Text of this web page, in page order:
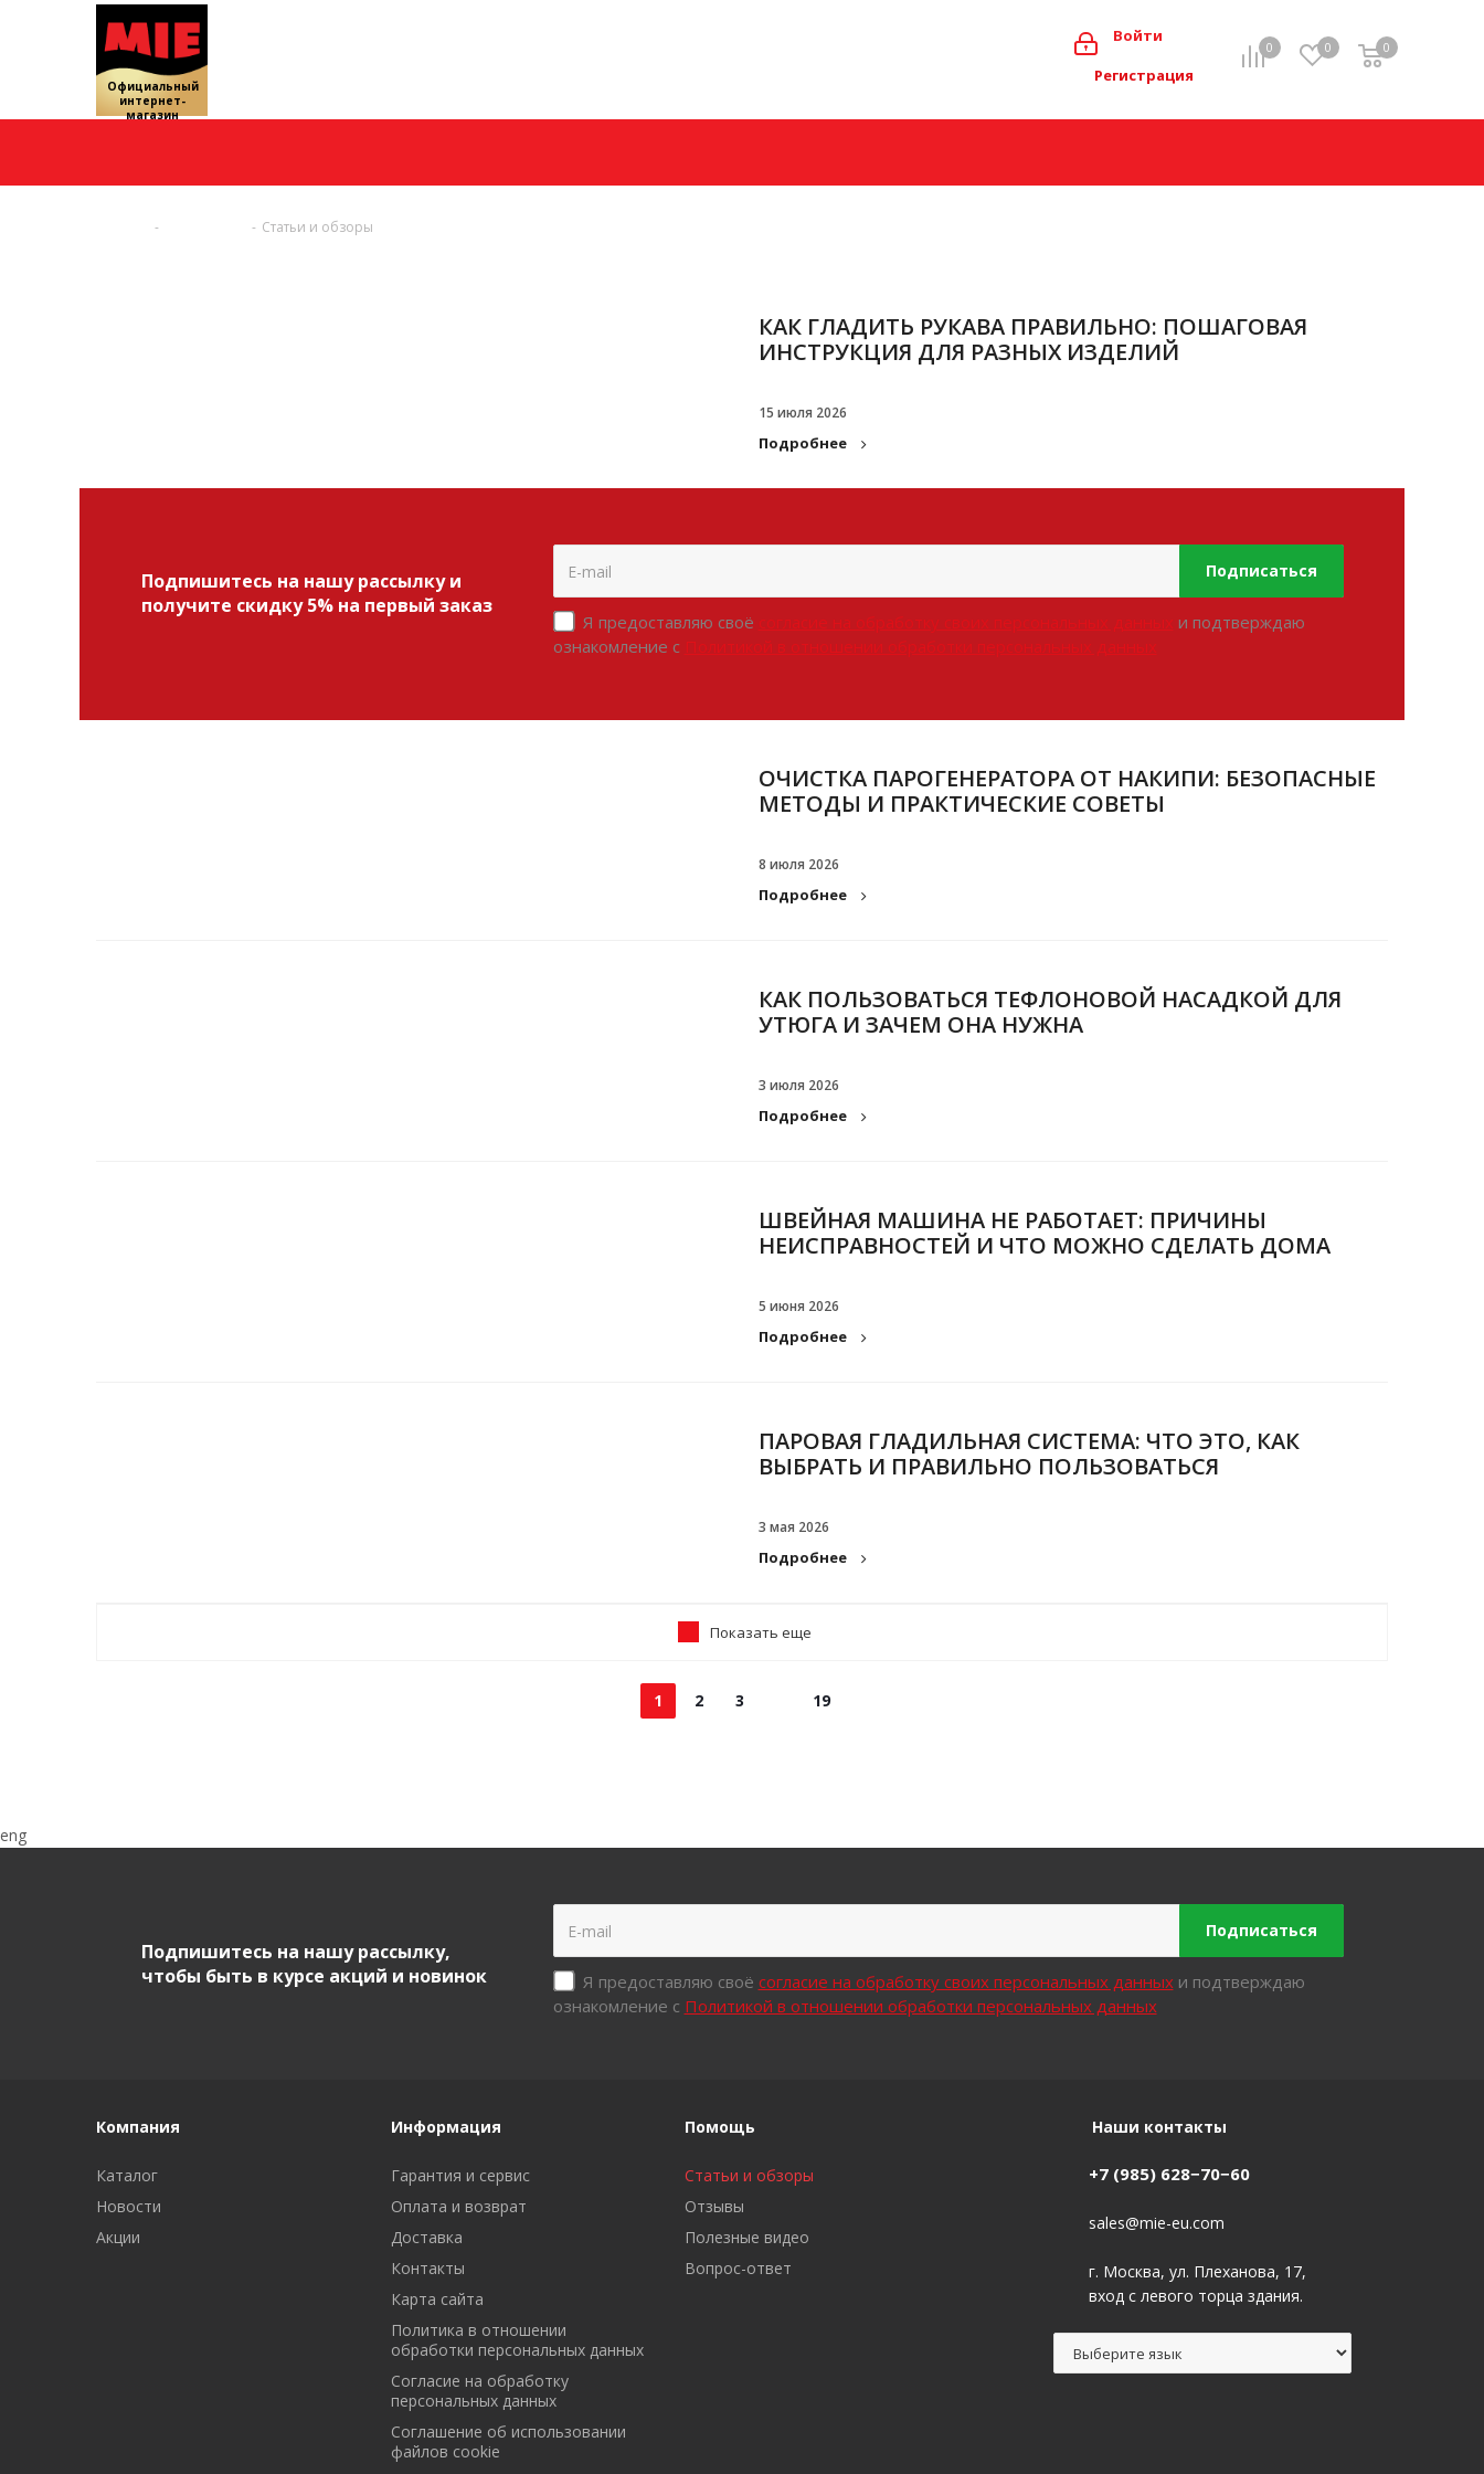
Официальный
интернет-
магазин
0 0 0
Войти
Регистрация
- - Статьи и обзоры
КАК ГЛАДИТЬ РУКАВА ПРАВИЛЬНО: ПОШАГОВАЯ
ИНСТРУКЦИЯ ДЛЯ РАЗНЫХ ИЗДЕЛИЙ
15 июля 2026
Подробнее
Подпишитесь на нашу рассылку и
получите скидку 5% на первый заказ
Я предоставляю своё согласие на обработку своих персональных данных и подтверждаю
ознакомление с Политикой в отношении обработки персональных данных
Подписаться
ОЧИСТКА ПАРОГЕНЕРАТОРА ОТ НАКИПИ: БЕЗОПАСНЫЕ
МЕТОДЫ И ПРАКТИЧЕСКИЕ СОВЕТЫ
8 июля 2026
Подробнее
КАК ПОЛЬЗОВАТЬСЯ ТЕФЛОНОВОЙ НАСАДКОЙ ДЛЯ
УТЮГА И ЗАЧЕМ ОНА НУЖНА
3 июля 2026
Подробнее
ШВЕЙНАЯ МАШИНА НЕ РАБОТАЕТ: ПРИЧИНЫ
НЕИСПРАВНОСТЕЙ И ЧТО МОЖНО СДЕЛАТЬ ДОМА
5 июня 2026
Подробнее
ПАРОВАЯ ГЛАДИЛЬНАЯ СИСТЕМА: ЧТО ЭТО, КАК
ВЫБРАТЬ И ПРАВИЛЬНО ПОЛЬЗОВАТЬСЯ
3 мая 2026
Подробнее
Показать еще
1 2 3 19
eng
Подпишитесь на нашу рассылку,
чтобы быть в курсе акций и новинок
Я предоставляю своё согласие на обработку своих персональных данныхи подтверждаю
ознакомление с Политикой в отношении обработки персональных данных
Подписаться
Компания
Каталог
Новости
Акции
Информация
Гарантия и сервис
Оплата и возврат
Доставка
Контакты
Карта сайта
Политика в отношении
обработки персональных данных
Cогласие на обработку
персональных данных
Cоглашение об использовании
файлов cookie
Помощь
Статьи и обзоры
Отзывы
Полезные видео
Вопрос-ответ
Наши контакты
+7 (985) 628−70−60
sales@mie-eu.com
г. Москва, ул. Плеханова, 17,
вход с левого торца здания.